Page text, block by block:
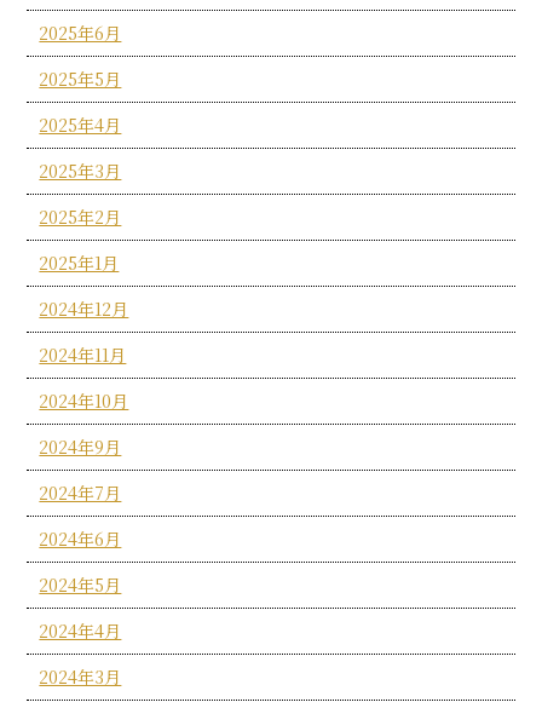
2025年6月
2025年5月
2025年4月
2025年3月
2025年2月
2025年1月
2024年12月
2024年11月
2024年10月
2024年9月
2024年7月
2024年6月
2024年5月
2024年4月
2024年3月